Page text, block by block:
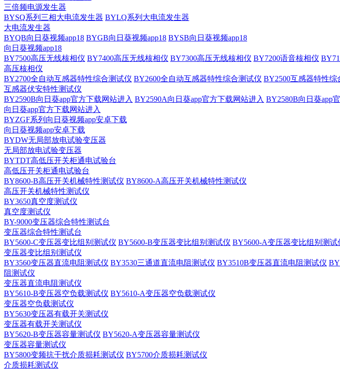
三倍频电源发生器
BYSQ系列三相大电流发生器 BYLQ系列大电流发生器
大电流发生器
BYQB向日葵视频app18 BYGB向日葵视频app18 BYSB向日葵视频app18
向日葵视频app18
BY7500高压无线核相仪 BY7400高压无线核相仪 BY7300高压无线核相仪 BY7200语音核相仪
高压核相仪
BY2700全自动互感器特性综合测试仪 BY2600全自动互感器特性综合测试仪 BY2500互感器特性综
互感器伏安特性测试仪
BY2590B向日葵app官方下载网站进入 BY2590A向日葵app官方下载网站进入 BY2580B向日葵app
向日葵app官方下载网站进入
BYZGF系列向日葵视频app安卓下载
向日葵视频app安卓下载
BYDW无局部放电试验变压器
无局部放电试验变压器
BYTDT高低压开关柜通电试验台
高低压开关柜通电试验台
BY8600-B高压开关机械特性测试仪 BY8600-A高压开关机械特性测试仪
高压开关机械特性测试仪
BY3650真空度测试仪
真空度测试仪
BY-9000变压器综合特性测试台
变压器综合特性测试台
BY5600-C变压器变比组别测试仪 BY5600-B变压器变比组别测试仪 BY5600-A变压器变比组别测试
变压器变比组别测试仪
BY3560变压器直流电阻测试仪 BY3530三通道直流电阻测试仪 BY3510B变压器直流电阻测试仪
阻测试仪
变压器直流电阻测试仪
BY5610-B变压器空负载测试仪 BY5610-A变压器空负载测试仪
变压器空负载测试仪
BY5630变压器有载开关测试仪
变压器有载开关测试仪
BY5620-B变压器容量测试仪 BY5620-A变压器容量测试仪
变压器容量测试仪
BY5800变频抗干扰介质损耗测试仪 BY5700介质损耗测试仪
介质损耗测试仪